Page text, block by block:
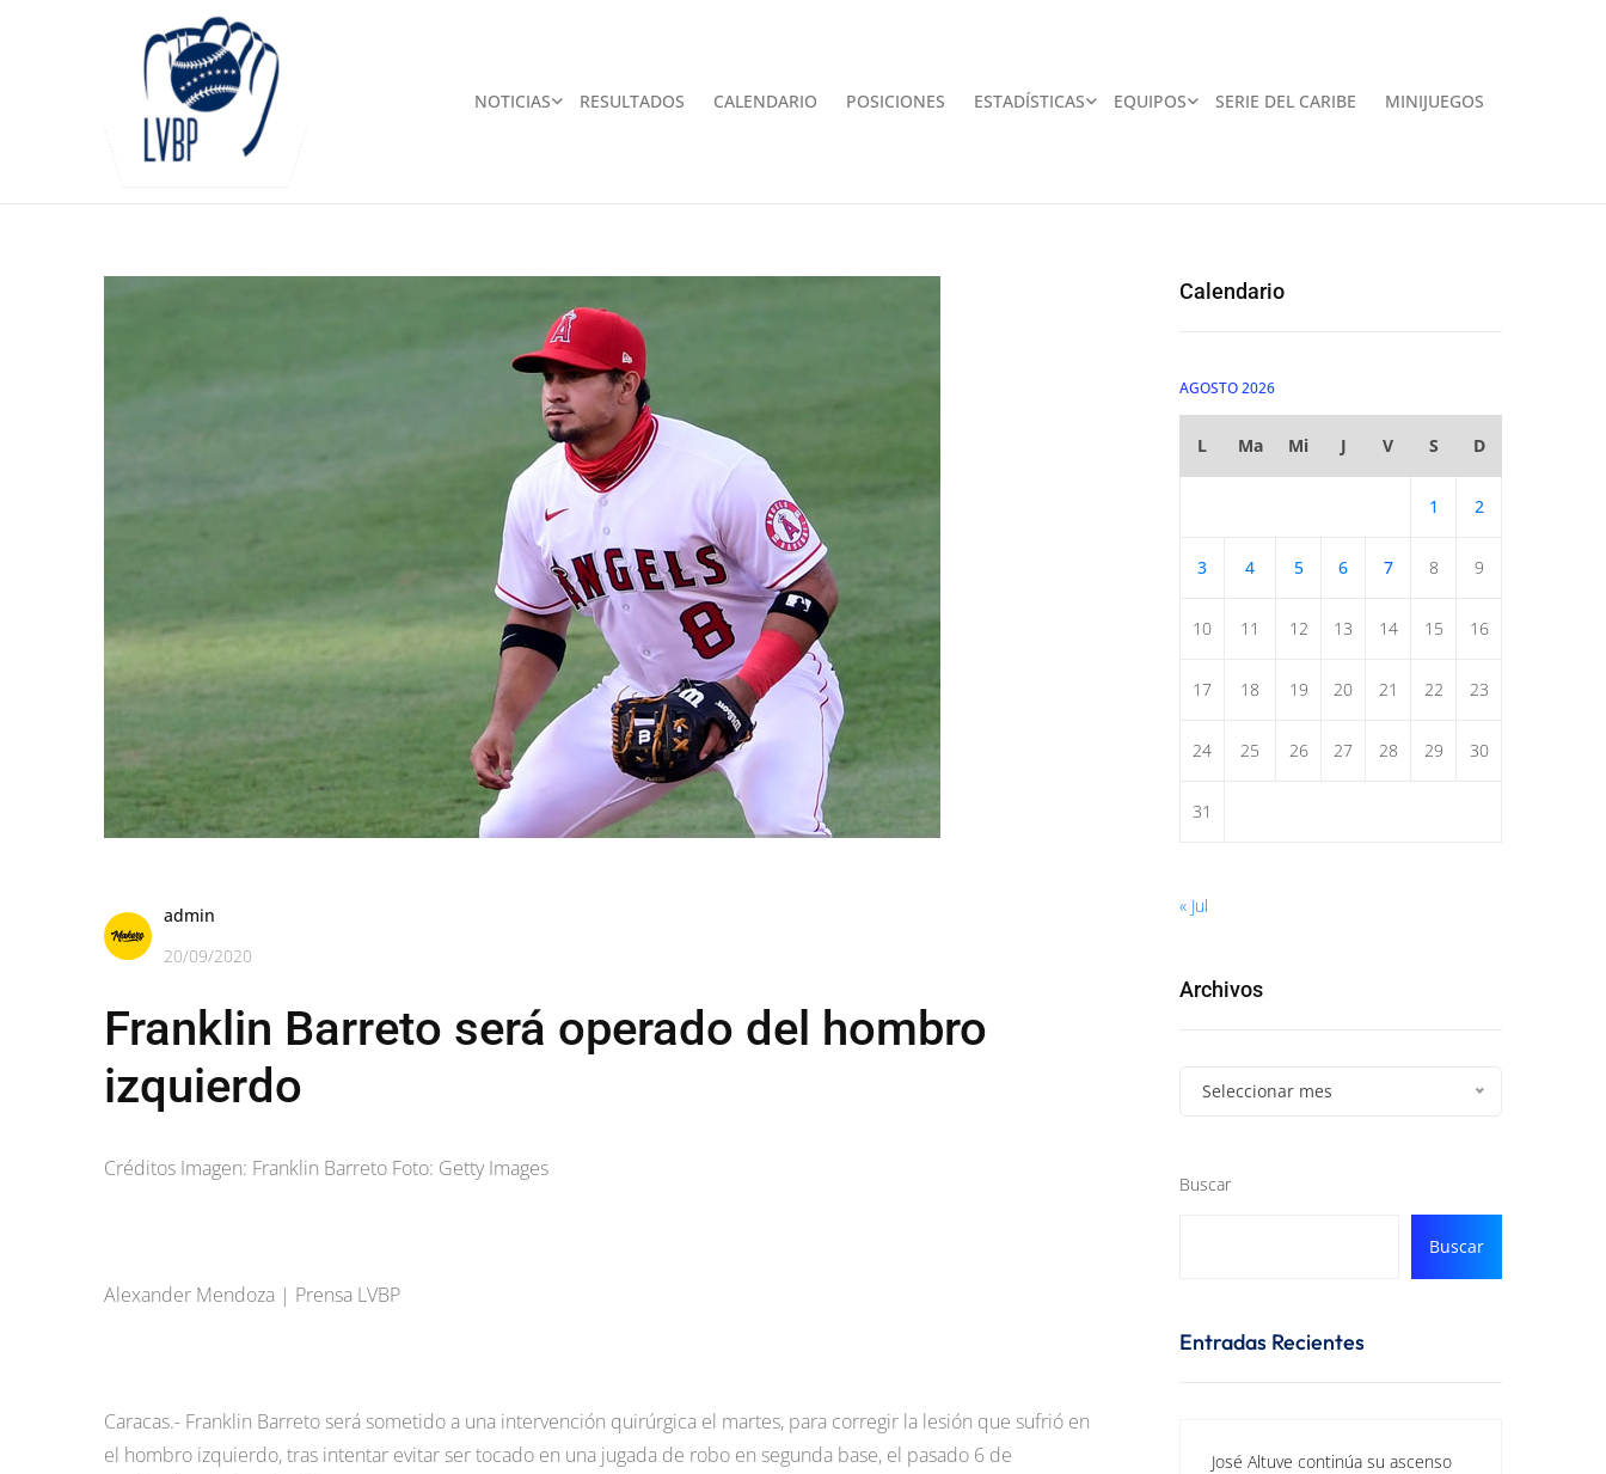
NOTICIAS RESULTADOS CALENDARIO POSICIONES ESTADÍSTICAS EQUIPOS SERIE DEL CARIBE MINIJUEGOS
admin
20/09/2020
Franklin Barreto será operado del hombro
izquierdo
Créditos Imagen: Franklin Barreto Foto: Getty Images
Alexander Mendoza | Prensa LVBP
Caracas.- Franklin Barreto será sometido a una intervención quirúrgica el martes, para corregir la lesión que sufrió en
el hombro izquierdo, tras intentar evitar ser tocado en una jugada de robo en segunda base, el pasado 6 de
Calendario
AGOSTO 2026
L Ma Mi J V S D
1 2
3 4 5 6 7 8 9
10 11 12 13 14 15 16
17 18 19 20 21 22 23
24 25 26 27 28 29 30
31
« Jul
Archivos
Seleccionar mes
Buscar
Buscar
Entradas Recientes
José Altuve continúa su ascenso